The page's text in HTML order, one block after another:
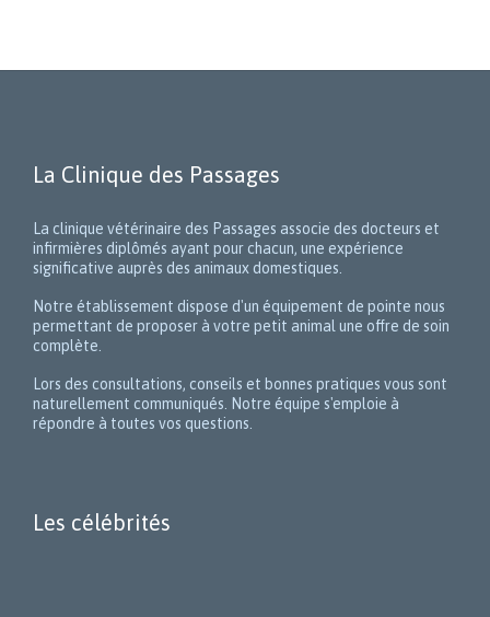
La Clinique des Passages
La clinique vétérinaire des Passages associe des docteurs et
infirmières diplômés ayant pour chacun, une expérience
significative auprès des animaux domestiques.
Notre établissement dispose d'un équipement de pointe nous
permettant de proposer à votre petit animal une offre de soin
complète.
Lors des consultations, conseils et bonnes pratiques vous sont
naturellement communiqués. Notre équipe s'emploie à
répondre à toutes vos questions.
Les célébrités